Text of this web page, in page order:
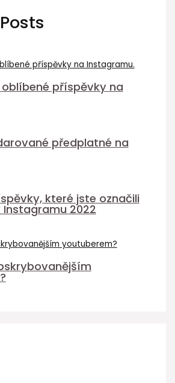
příspěvky na
předplatné na
které jste označili
2022